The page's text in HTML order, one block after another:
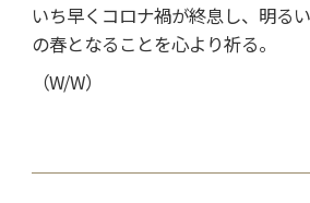
いち早くコロナ禍が終息し、明る
の春となることを心より祈る。
（W/W）